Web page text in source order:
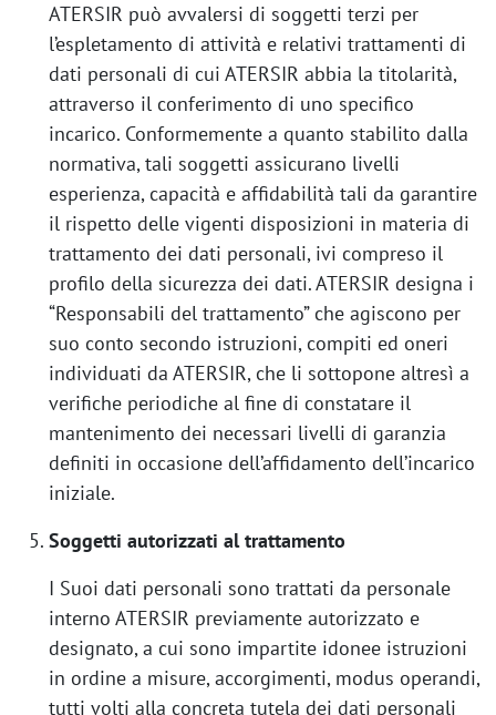
ATERSIR può avvalersi di soggetti terzi per
l’espletamento di attività e relativi trattamenti di
dati personali di cui ATERSIR abbia la titolarità,
attraverso il conferimento di uno specifico
incarico. Conformemente a quanto stabilito dalla
normativa, tali soggetti assicurano livelli
esperienza, capacità e affidabilità tali da garantire
il rispetto delle vigenti disposizioni in materia di
trattamento dei dati personali, ivi compreso il
profilo della sicurezza dei dati. ATERSIR designa i
“Responsabili del trattamento” che agiscono per
suo conto secondo istruzioni, compiti ed oneri
individuati da ATERSIR, che li sottopone altresì a
verifiche periodiche al fine di constatare il
mantenimento dei necessari livelli di garanzia
definiti in occasione dell’affidamento dell’incarico
iniziale.
Soggetti autorizzati al trattamento
I Suoi dati personali sono trattati da personale
interno ATERSIR previamente autorizzato e
designato, a cui sono impartite idonee istruzioni
in ordine a misure, accorgimenti, modus operandi,
tutti volti alla concreta tutela dei dati personali